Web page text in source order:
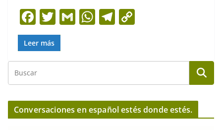
F
a
c
e
b
o
o
T
w
itt
er
G
l
W
s
A
p
p
T
gr
a
m
y
Li
n
k
Leer más
Conversaciones en español estés donde estés.